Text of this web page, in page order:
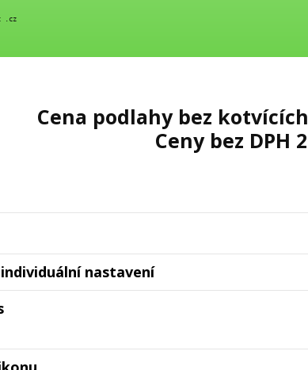
.cz
Cena podlahy bez
Ceny bez DPH
nastavení